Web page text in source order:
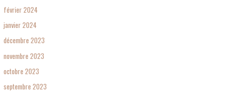
février 2024
janvier 2024
décembre 2023
novembre 2023
octobre 2023
septembre 2023